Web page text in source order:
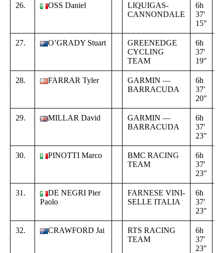
26. OSS Daniel
LIQUIGAS-
CANNONDALE
6h
37′
15″
27. O’GRADY Stuart
GREENEDGE
CYCLING
TEAM
6h
37′
19″
28. FARRAR Tyler
GARMIN —
BARRACUDA
6h
37′
20″
29. MILLAR David
GARMIN —
BARRACUDA
6h
37′
23″
30. PINOTTI Marco
BMC RACING
TEAM
6h
37′
23″
31.
DE NEGRI Pier
Paolo
FARNESE VINI-
SELLE ITALIA
6h
37′
23″
32. CRAWFORD Jai
RTS RACING
TEAM
6h
37′
23″